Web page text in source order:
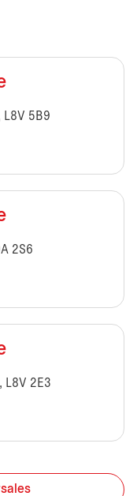
L8V 5B9
2S6
L8V 2E3